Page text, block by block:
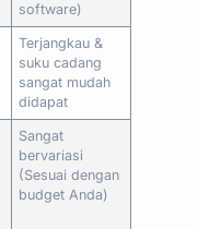
software)
Terjangkau &
suku cadang
sangat mudah
didapat
Sangat
bervariasi
(Sesuai dengan
budget Anda)